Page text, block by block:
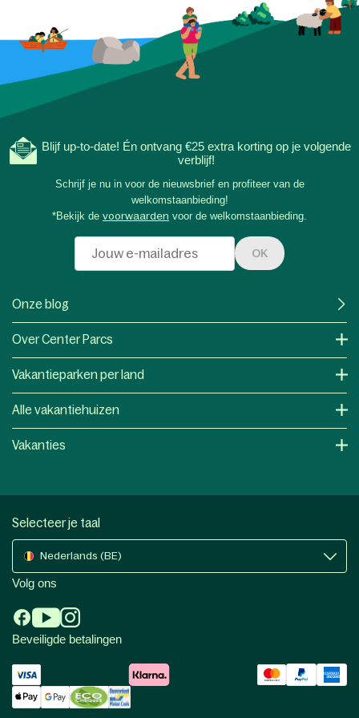
Blijf up-to-date! Én ontvang €25 extra korting op je volgende
verblijf!
Schrijf je nu in voor de nieuwsbrief en profiteer van de
welkomstaanbieding!
*Bekijk de voorwaarden voor de welkomstaanbieding.
OK
Onze blog
Over Center Parcs
Vakantieparken per land
Alle vakantiehuizen
Vakanties
Selecteer je taal
Nederlands (BE)
Volg ons
Beveiligde betalingen